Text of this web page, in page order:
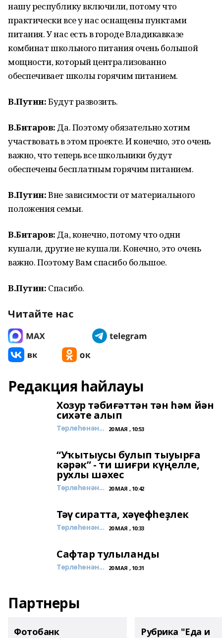
нашу республику включили, потому что
практически все у нас оснащены пунктами
питания. У нас есть в городе Владикавказе
комбинат школьного питания очень большой
мощности, который централизованно
обеспечивает школы горячим питанием.
В.Путин:Будут развозить.
В.Битаров: Да. Поэтому обязательно хотим
участвовать в этом проекте. И конечно, это очень
важно, что теперь все школьники будут
обеспечены бесплатным горячим питанием.
В.Путин:Вне зависимости от материального
положения семьи.
В.Битаров: Да, конечно, потому что одни
кушали, другие не кушали. Конечно, это очень
важно. Поэтому Вам спасибо большое.
В.Путин: Спасибо.
Читайте нас
Редакция һайлауы
Хозур тәбиғәттән тән һәм йән
сихәте алып
Төрлөһөнән... 20 МАЯ , 10:53
“Уҡытыусы булып тыуырға
кәрәк” - ти шиғри күңелле,
рухлы шәхес
Төрлөһөнән... 20 МАЯ , 10:42
Тәү сиратта, хәүефһеҙлек
Төрлөһөнән... 20 МАЯ , 10:33
Сафтар тулыланды
Төрлөһөнән... 20 МАЯ , 10:31
Партнеры
Фотобанк Рубрика "Еда и